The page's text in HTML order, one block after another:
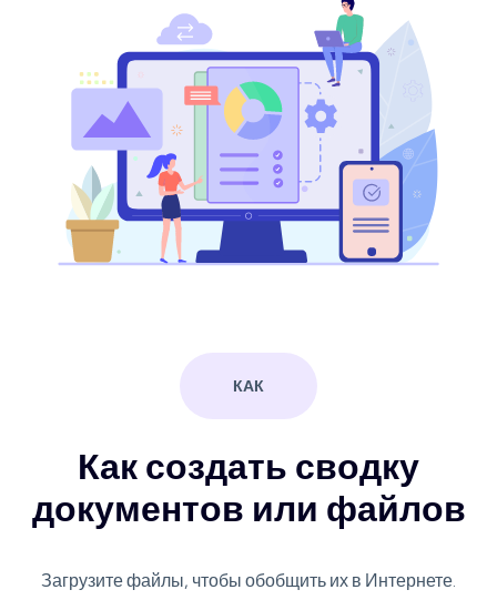
КАК
Как создать сводку
документов или файлов
Загрузите файлы, чтобы обобщить их в Интернете.